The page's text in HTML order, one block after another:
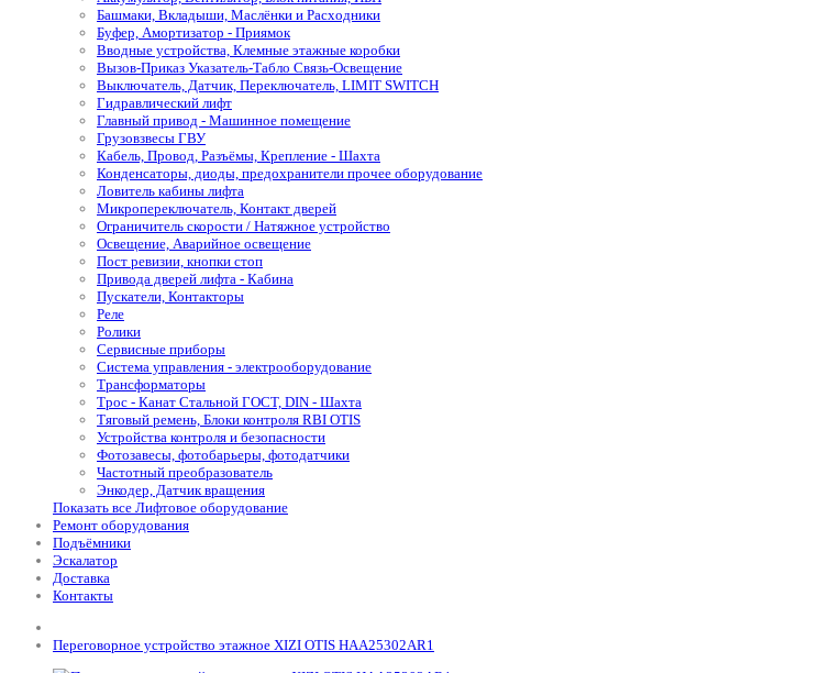
Башмаки, Вкладыши, Маслёнки и Расходники
Буфер, Амортизатор - Приямок
Вводные устройства, Клемные этажные коробки
Вызов-Приказ Указатель-Табло Связь-Освещение
Выключатель, Датчик, Переключатель, LIMIT SWITCH
Гидравлический лифт
Главный привод - Машинное помещение
Грузовзвесы ГВУ
Кабель, Провод, Разъёмы, Крепление - Шахта
Конденсаторы, диоды, предохранители прочее оборудование
Ловитель кабины лифта
Микропереключатель, Контакт дверей
Ограничитель скорости / Натяжное устройство
Освещение, Аварийное освещение
Пост ревизии, кнопки стоп
Привода дверей лифта - Кабина
Пускатели, Контакторы
Реле
Ролики
Сервисные приборы
Система управления - электрооборудование
Трансформаторы
Трос - Канат Стальной ГОСТ, DIN - Шахта
Тяговый ремень, Блоки контроля RBI OTIS
Устройства контроля и безопасности
Фотозавесы, фотобарьеры, фотодатчики
Частотный преобразователь
Энкодер, Датчик вращения
Показать все Лифтовое оборудование
Ремонт оборудования
Подъёмники
Эскалатор
Доставка
Контакты
Переговорное устройство этажное XIZI OTIS HAA25302AR1